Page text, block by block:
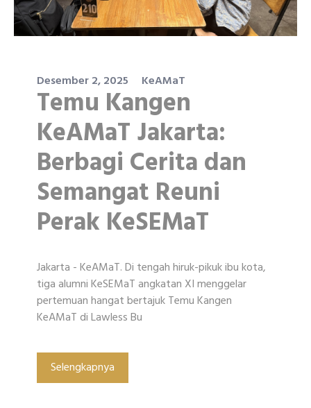
Desember 2, 2025 KeAMaT
Temu Kangen
KeAMaT Jakarta:
Berbagi Cerita dan
Semangat Reuni
Perak KeSEMaT
Jakarta - KeAMaT. Di tengah hiruk-pikuk ibu kota,
tiga alumni KeSEMaT angkatan XI menggelar
pertemuan hangat bertajuk Temu Kangen
KeAMaT di Lawless Bu
Selengkapnya